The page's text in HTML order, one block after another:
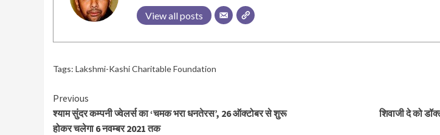
View all posts
Tags: Lakshmi-Kashi Charitable Foundation
Continue
Reading
Previous
श्याम सुंदर कम्पनी ज्वेलर्स का ‘चमक भरा धनतेरस’, 26 ऑक्टोबर से शुरू
होकर चलेगा 6 नवम्बर 2021 तक
शिवाजी दे को